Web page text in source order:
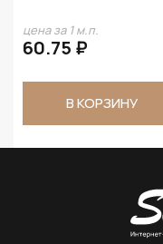
цена за 1 м.п.
60.75 ₽
В КОРЗИНУ